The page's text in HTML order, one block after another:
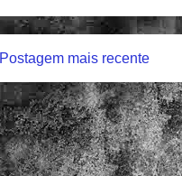
Postagem mais recente